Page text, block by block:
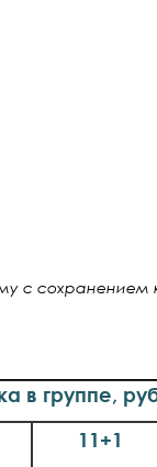
с сохранением
в группе,
11+1